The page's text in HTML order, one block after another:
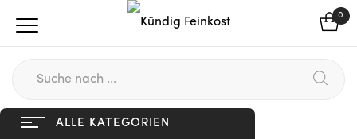
0
ALLE KATEGORIEN